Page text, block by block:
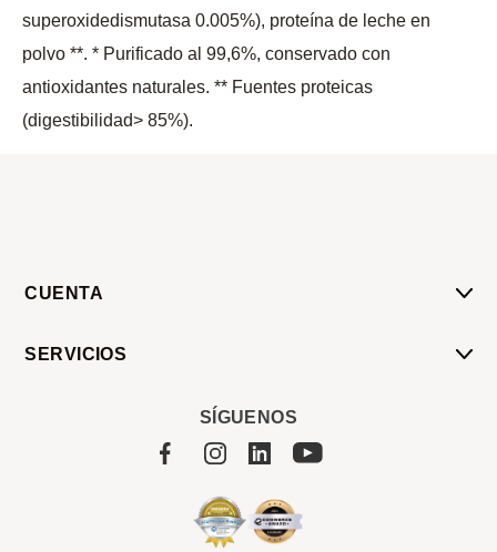
superoxidedismutasa 0.005%), proteína de leche en
polvo **. * Purificado al 99,6%, conservado con
antioxidantes naturales. ** Fuentes proteicas
(digestibilidad> 85%).
CUENTA
SERVICIOS
SÍGUENOS